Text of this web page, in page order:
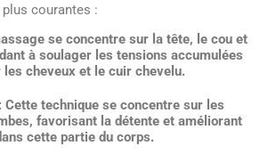
courantes :
se concentre sur la tête, le cou et
à soulager les tensions accumulées
cheveux et le cuir chevelu.
Cette technique se concentre sur les
favorisant la détente et améliorant
cette partie du corps.